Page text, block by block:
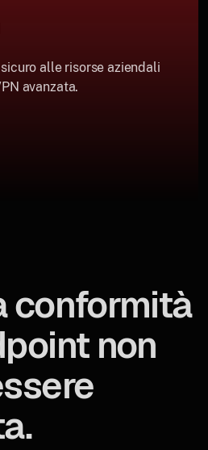
alle risorse aziendali
avanzata.
conformità
non